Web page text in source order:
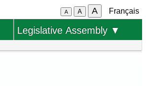
A A A Français
Legislative Assembly ▼